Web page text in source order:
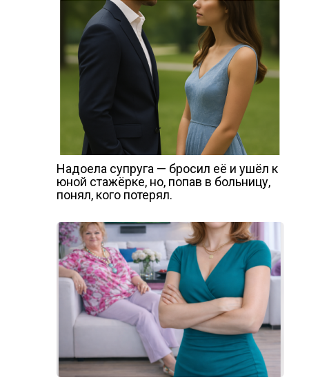
Надоела супруга — бросил её и ушёл к
юной стажёрке, но, попав в больницу,
понял, кого потерял.